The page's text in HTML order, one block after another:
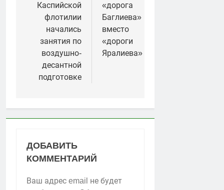
Каспийской
флотилии
начались
занятия по
воздушно-
десантной
подготовке
«дорога
Баглиева»
вместо
«дороги
Яралиева»
ДОБАВИТЬ
КОММЕНТАРИЙ
Ваш адрес email не будет